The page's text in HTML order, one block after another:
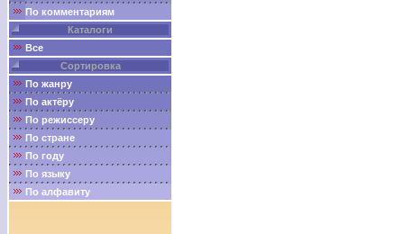
По комментариям
Каталоги
Все
Сортировка
По жанру
По актёру
По режиссеру
По стране
По году
По языку
По алфавиту